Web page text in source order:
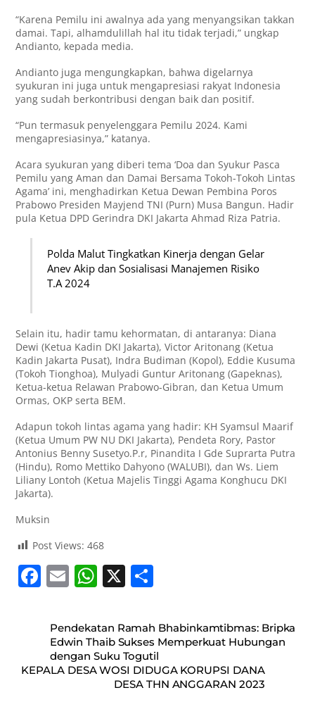
“Karena Pemilu ini awalnya ada yang menyangsikan takkan
damai. Tapi, alhamdulillah hal itu tidak terjadi,” ungkap
Andianto, kepada media.
Andianto juga mengungkapkan, bahwa digelarnya
syukuran ini juga untuk mengapresiasi rakyat Indonesia
yang sudah berkontribusi dengan baik dan positif.
“Pun termasuk penyelenggara Pemilu 2024. Kami
mengapresiasinya,” katanya.
Acara syukuran yang diberi tema ‘Doa dan Syukur Pasca
Pemilu yang Aman dan Damai Bersama Tokoh-Tokoh Lintas
Agama’ ini, menghadirkan Ketua Dewan Pembina Poros
Prabowo Presiden Mayjend TNI (Purn) Musa Bangun. Hadir
pula Ketua DPD Gerindra DKI Jakarta Ahmad Riza Patria.
Polda Malut Tingkatkan Kinerja dengan Gelar
Anev Akip dan Sosialisasi Manajemen Risiko
T.A 2024
Selain itu, hadir tamu kehormatan, di antaranya: Diana
Dewi (Ketua Kadin DKI Jakarta), Victor Aritonang (Ketua
Kadin Jakarta Pusat), Indra Budiman (Kopol), Eddie Kusuma
(Tokoh Tionghoa), Mulyadi Guntur Aritonang (Gapeknas),
Ketua-ketua Relawan Prabowo-Gibran, dan Ketua Umum
Ormas, OKP serta BEM.
Adapun tokoh lintas agama yang hadir: KH Syamsul Maarif
(Ketua Umum PW NU DKI Jakarta), Pendeta Rory, Pastor
Antonius Benny Susetyo.P.r, Pinandita I Gde Suprarta Putra
(Hindu), Romo Mettiko Dahyono (WALUBI), dan Ws. Liem
Liliany Lontoh (Ketua Majelis Tinggi Agama Konghucu DKI
Jakarta).
Muksin
Post Views: 468
F
c
e
b
E
ai
l
W
at
s
A
X
ar
e
Pendekatan Ramah Bhabinkamtibmas: Bripka
Edwin Thaib Sukses Memperkuat Hubungan
dengan Suku Togutil
KEPALA DESA WOSI DIDUGA KORUPSI DANA
DESA THN ANGGARAN 2023